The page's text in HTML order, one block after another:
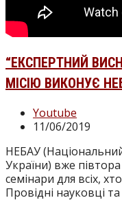
“ЕКСПЕРТНИЙ
МІСІЮ ВИКОНУЄ
Категорія
запису:
Youtube
Запис
11/06/2019
НЕБАУ
України) вже
семінари для всіх,
Провідні науковці